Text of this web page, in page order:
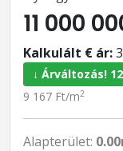
11 000
Kalkulált € ár:
↓ Árváltozás!
9 167 Ft/m2
Alapterület: